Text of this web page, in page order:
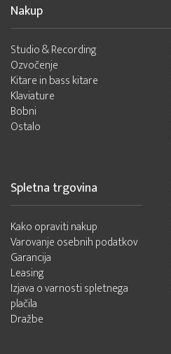
Nakup
Studio & Recording
Ozvočenje
Kitare in bass kitare
Klaviature
Bobni
Ostalo
Spletna trgovina
Kako opraviti nakup
Varovanje osebnih podatkov
Garancija
Leasing
Izjava o varnosti spletnega
plačila
Dražbe